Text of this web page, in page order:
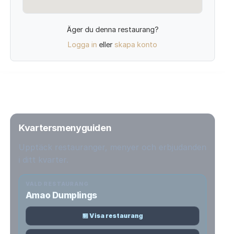
Äger du denna restaurang?
Logga in eller skapa konto
Kvartersmenyguiden
Amao Dumplings
🏪 Visa restaurang